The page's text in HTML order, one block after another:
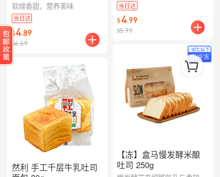
软绵香甜，营养美味
当日达
$4.89
$6.69
然利 手工千层牛乳吐司
当日达
$4.99
$5.79
【冻】盒马慢发酵米酿
吐司 250g